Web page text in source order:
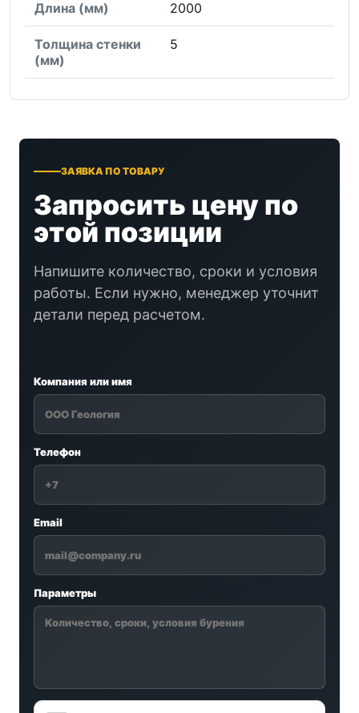
Длина (мм) 2000
Толщина стенки
(мм)
5
ЗАЯВКА ПО ТОВАРУ
Запросить цену по
этой позиции
Напишите количество, сроки и условия
работы. Если нужно, менеджер уточнит
детали перед расчетом.
Компания или имя
Телефон
Email
Параметры